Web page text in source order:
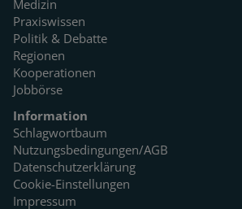
Medizin
Praxiswissen
Politik & Debatte
Regionen
Kooperationen
Jobbörse
Information
Schlagwortbaum
Nutzungsbedingungen/AGB
Datenschutzerklärung
Cookie-Einstellungen
Impressum